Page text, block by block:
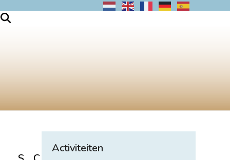
Activiteiten